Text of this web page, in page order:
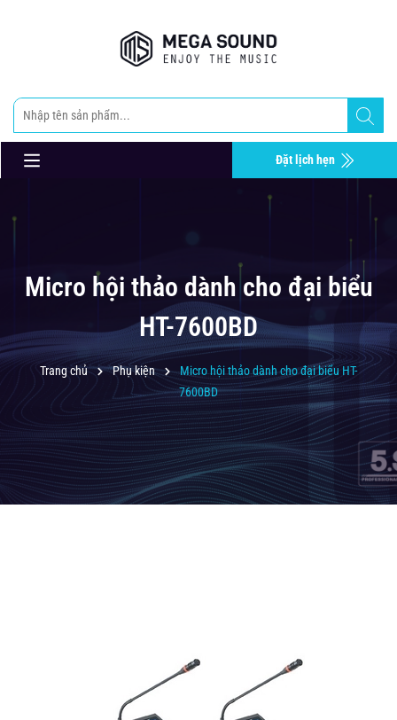
Đặt lịch hẹn
Micro hội thảo dành cho đại biểu
HT-7600BD
Trang chủ Phụ kiện
Micro hội thảo dành cho đại biểu HT-
7600BD